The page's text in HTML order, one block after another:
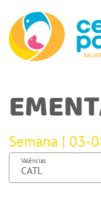
Semana | 03-
Valências